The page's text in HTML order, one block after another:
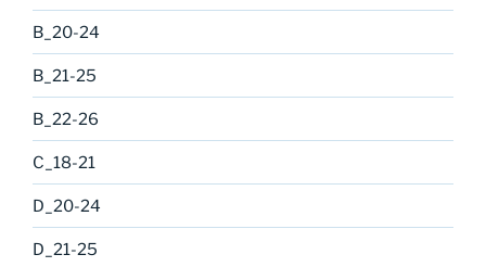
B_20-24
B_21-25
B_22-26
C_18-21
D_20-24
D_21-25